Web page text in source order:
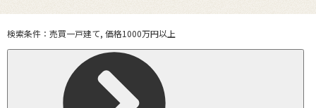
検索条件： 売買一戸建て, 価格1000万円以上